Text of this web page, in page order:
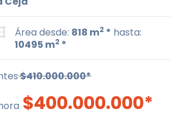
Área desde: 818 m2 * hasta:
10495 m2 *
$410.000.000*
$400.000.000*